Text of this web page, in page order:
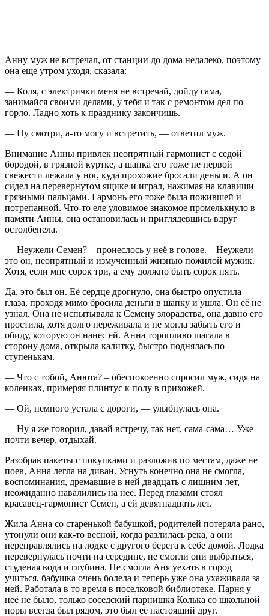
Анну муж не встречал, от станции до дома недалеко, поэтому
она еще утром уходя, сказала:
— Коля, с электрички меня не встречай, дойду сама,
занимайся своими делами, у тебя и так с ремонтом дел по
горло. Ладно хоть к празднику закончишь.
— Ну смотри, а-то могу и встретить, — ответил муж.
Внимание Анны привлек неопрятный гармонист с седой
бородой, в грязной куртке, а шапка его тоже не первой
свежести лежала у ног, куда прохожие бросали деньги. А он
сидел на перевернутом ящике и играл, нажимая на клавиши
грязными пальцами. Гармонь его тоже была пожившей и
потрепанной. Что-то еле уловимое знакомое промелькнуло в
памяти Анны, она остановилась и приглядевшись вдруг
остолбенела.
— Неужели Семен? – пронеслось у неё в голове. – Неужели
это он, неопрятный и измученный жизнью пожилой мужик.
Хотя, если мне сорок три, а ему должно быть сорок пять.
Да, это был он. Её сердце дрогнуло, она быстро опустила
глаза, проходя мимо бросила деньги в шапку и ушла. Он её не
узнал. Она не испытывала к Семену злорадства, она давно его
простила, хотя долго переживала и не могла забыть его и
обиду, которую он нанес ей. Анна торопливо шагала в
сторону дома, открыла калитку, быстро поднялась по
ступенькам.
— Что с тобой, Анюта? – обеспокоенно спросил муж, сидя на
коленках, примеряя плинтус к полу в прихожей.
— Ой, немного устала с дороги, — улыбнулась она.
— Ну я же говорил, давай встречу, так нет, сама-сама… Уже
почти вечер, отдыхай.
Разобрав пакеты с покупками и разложив по местам, даже не
поев, Анна легла на диван. Уснуть конечно она не смогла,
воспоминания, дремавшие в ней двадцать с лишним лет,
неожиданно навалились на неё. Перед глазами стоял
красавец-гармонист Семен, а ей девятнадцать лет.
Жила Анна со старенькой бабушкой, родителей потеряла рано,
утонули они как-то весной, когда разлилась река, а они
переправлялись на лодке с другого берега к себе домой. Лодка
перевернулась почти на середине, не смогли они выбраться,
студеная вода и глубина. Не смогла Аня уехать в город
учиться, бабушка очень болела и теперь уже она ухаживала за
ней. Работала в то время в поселковой библиотеке. Парня у
неё не было, только соседский парнишка Колька со школьной
поры всегда был рядом, это был её настоящий друг.